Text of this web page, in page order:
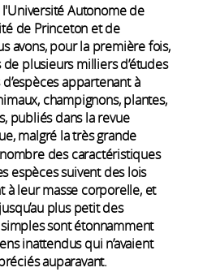
Autonome de
de Princeton et de
avons, pour la première fois,
plusieurs milliers d’études
appartenant à
champignons, plantes,
publiés dans la revue
malgré la très grande
des caractéristiques
espèces suivent des lois
à leur masse corporelle, et
plus petit des
sont étonnamment
inattendus qui n’avaient
auparavant.